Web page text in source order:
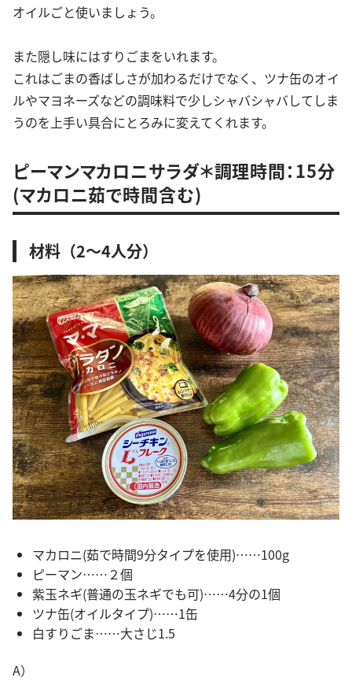
オイルごと使いましょう。
また隠し味にはすりごまをいれます。
これはごまの香ばしさが加わるだけでなく、ツナ缶のオイ
ルやマヨネーズなどの調味料で少しシャバシャバしてしま
うのを上手い具合にとろみに変えてくれます。
ピーマンマカロニサラダ＊調理時間：15分
(マカロニ茹で時間含む)
材料（2～4人分）
マカロニ(茹で時間9分タイプを使用)……100g
ピーマン……２個
紫玉ネギ(普通の玉ネギでも可)……4分の1個
ツナ缶(オイルタイプ)……1缶
白すりごま……大さじ1.5
A）